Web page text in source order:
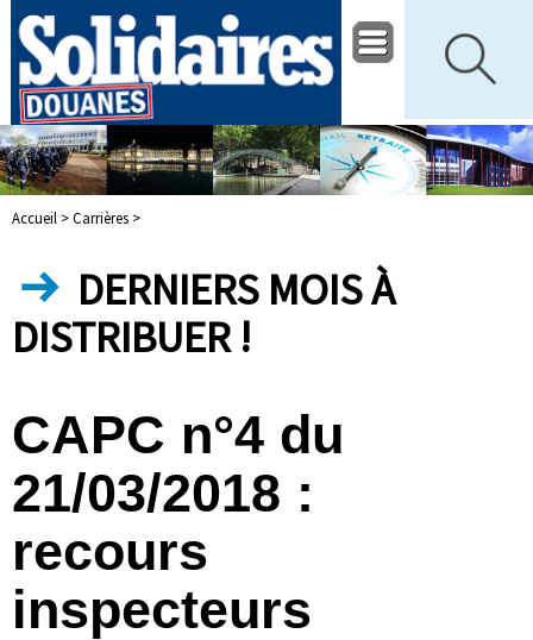
Accueil >Carrières >
DERNIERS MOIS À
DISTRIBUER !
CAPC n°4 du
21/03/2018 :
recours
inspecteurs